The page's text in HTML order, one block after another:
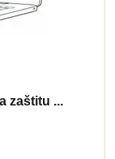
zaštitu ...